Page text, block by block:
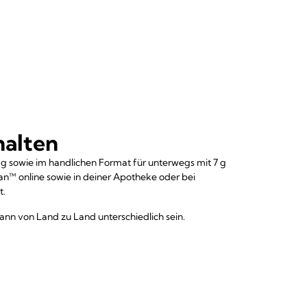
sowie im handlichen Format für unterwegs mit 7 g
online sowie in deiner Apotheke oder bei
von Land zu Land unterschiedlich sein.